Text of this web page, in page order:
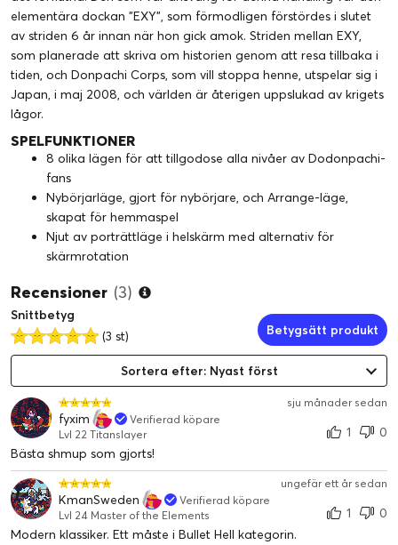
elementära dockan "EXY", som förmodligen förstördes i slutet
av striden 6 år innan när hon gick amok. Striden mellan EXY,
som planerade att skriva om historien genom att resa tillbaka i
tiden, och Donpachi Corps, som vill stoppa henne, utspelar sig i
Japan, i maj 2008, och världen är återigen uppslukad av krigets
lågor.
SPELFUNKTIONER
8 olika lägen för att tillgodose alla nivåer av Dodonpachi-
fans
Nybörjarläge, gjort för nybörjare, och Arrange-läge,
skapat för hemmaspel
Njut av porträttläge i helskärm med alternativ för
skärmrotation
Recensioner (3)
Snittbetyg
(3 st)
Betygsätt produkt
Sortera efter: Nyast först
sju månader sedan
fyxim
Verifierad köpare
Lvl 22 Titanslayer
1
0
Bästa shmup som gjorts!
ungefär ett år sedan
KmanSweden
Verifierad köpare
Lvl 24 Master of the Elements
1
0
Modern klassiker. Ett måste i Bullet Hell kategorin.